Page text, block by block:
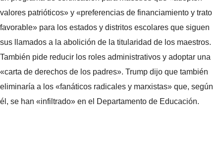
valores patrióticos» y «preferencias de financiamiento y trato
favorable» para los estados y distritos escolares que siguen
sus llamados a la abolición de la titularidad de los maestros.
También pide reducir los roles administrativos y adoptar una
«carta de derechos de los padres». Trump dijo que también
eliminaría a los «fanáticos radicales y marxistas» que, según
él, se han «infiltrado» en el Departamento de Educación.